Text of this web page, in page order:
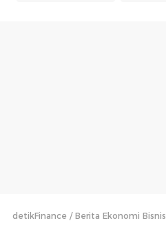
detikFinance Berita Ekonomi Bisnis